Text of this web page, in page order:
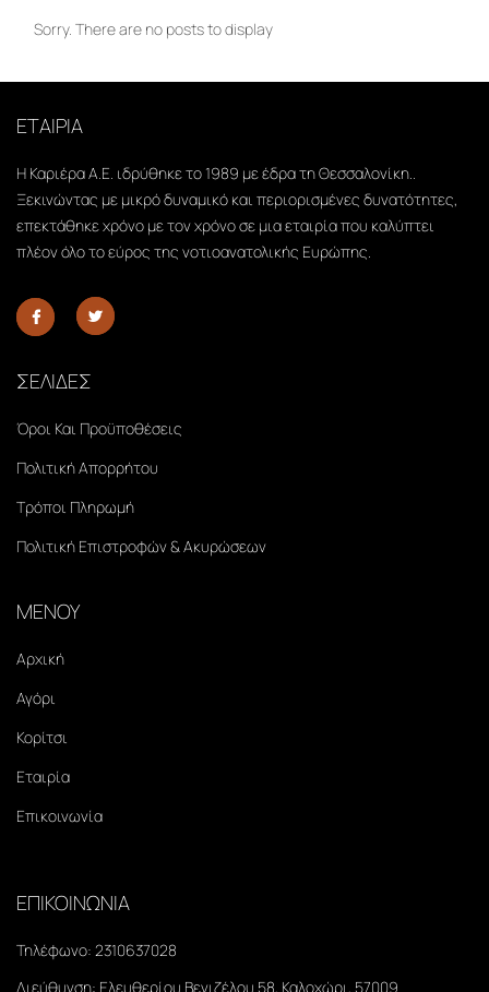
Sorry. There are no posts to display
ΕΤΑΙΡΙΑ
Η Καριέρα Α.Ε. ιδρύθηκε το 1989 με έδρα τη Θεσσαλονίκη..
Ξεκινώντας με μικρό δυναμικό και περιορισμένες δυνατότητες,
επεκτάθηκε χρόνο με τον χρόνο σε μια εταιρία που καλύπτει
πλέον όλο το εύρος της νοτιοανατολικής Ευρώπης.
ΣΕΛΙΔΕΣ
Όροι Και Προϋποθέσεις
Πολιτική Απορρήτου
Τρόποι Πληρωμή
Πολιτική Επιστροφών & Ακυρώσεων
ΜΕΝΟΥ
Αρχική
Αγόρι
Κορίτσι
Εταιρία
Επικοινωνία
ΕΠΙΚΟΙΝΩΝΙΑ
Τηλέφωνο: 2310637028
Διεύθυνση: Ελευθερίου Βενιζέλου 58, Καλοχώρι, 57009